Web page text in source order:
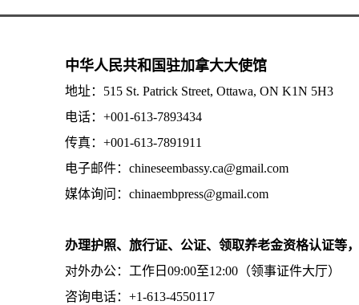
中华人民共和国驻加拿大大使馆
地址：515 St. Patrick Street, Ottawa, ON K1N 5H3
电话：+001-613-7893434
传真：+001-613-7891911
电子邮件：chineseembassy.ca@gmail.com
媒体询问：chinaembpress@gmail.com
办理护照、旅行证、公证、领取养老金资格认证等
对外办公：工作日09:00至12:00（领事证件大厅）
咨询电话：+1-613-4550117